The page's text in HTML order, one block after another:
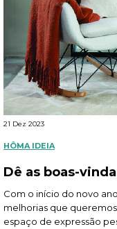
21 Dez 2023
HÔMA IDEIA
Dê as boas-
Com o início do novo
melhorias que queremos
espaço de expressão